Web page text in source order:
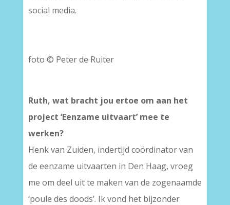
social media.
foto © Peter de Ruiter
Ruth, wat bracht jou ertoe om aan het
project ‘Eenzame uitvaart’ mee te
werken?
Henk van Zuiden, indertijd coördinator van
de eenzame uitvaarten in Den Haag, vroeg
me om deel uit te maken van de zogenaamde
‘poule des doods’. Ik vond het bijzonder